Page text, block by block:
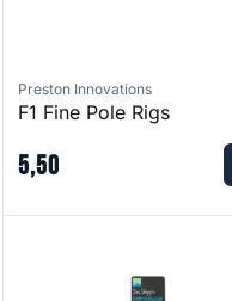
Preston Innovations
F1 Fine Pole Rigs
5,50